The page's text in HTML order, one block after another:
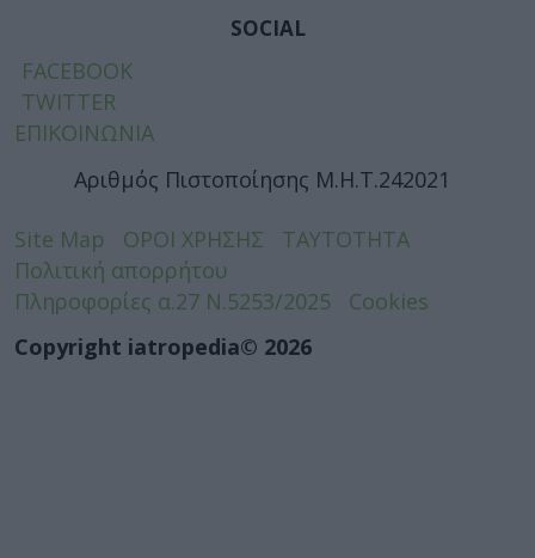
SOCIAL
FACEBOOK
TWITTER
ΕΠΙΚΟΙΝΩΝΙΑ
Αριθμός Πιστοποίησης Μ.Η.Τ.242021
Site Map ΟΡΟΙ ΧΡΗΣΗΣ
ΤΑΥΤΟΤΗΤΑ
Πολιτική απορρήτου
Πληροφορίες α.27 Ν.5253/2025
Cookies
Copyright iatropedia© 2026